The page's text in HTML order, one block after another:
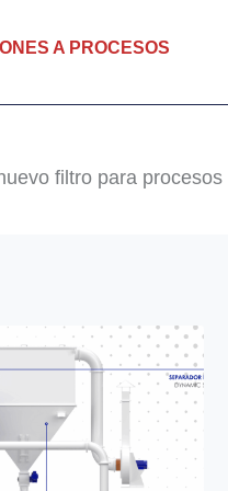
A PROCESOS
filtro para